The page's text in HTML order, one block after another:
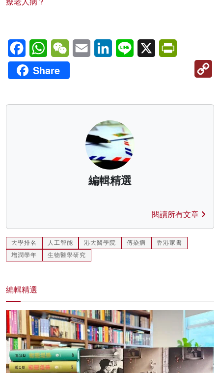
FacebookWhatsAppWeChatEmail LinkedInLine X
Share
編輯精選
閱讀所有文章
大學排名 人工智能 港大醫學院 傳染病
香港家書
增潤學年
生物醫學研究
編輯精選